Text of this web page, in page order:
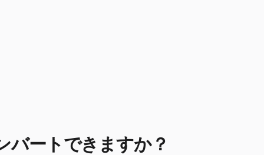
バートできますか？